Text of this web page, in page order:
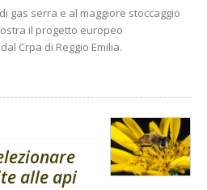
gas serra e al maggiore stoccaggio
il progetto europeo
Crpa di Reggio Emilia.
alle api